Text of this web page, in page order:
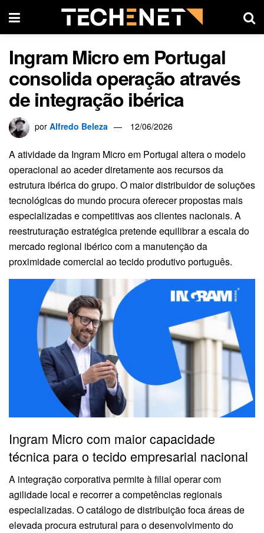
Ingram Micro em Portugal
consolida operação através
de integração ibérica
por Alfredo Beleza 12/06/2026
A atividade da Ingram Micro em Portugal altera o modelo
operacional ao aceder diretamente aos recursos da
estrutura ibérica do grupo. O maior distribuidor de soluções
tecnológicas do mundo procura oferecer propostas mais
especializadas e competitivas aos clientes nacionais. A
reestruturação estratégica pretende equilibrar a escala do
mercado regional ibérico com a manutenção da
proximidade comercial ao tecido produtivo português.
Ingram Micro com maior capacidade
técnica para o tecido empresarial nacional
A integração corporativa permite à filial operar com
agilidade local e recorrer a competências regionais
especializadas. O catálogo de distribuição foca áreas de
elevada procura estrutural para o desenvolvimento do